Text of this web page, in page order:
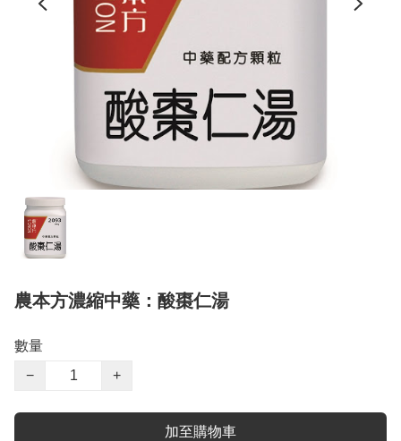
農本方濃縮中藥：酸棗仁湯
數量
−
+
加至購物車